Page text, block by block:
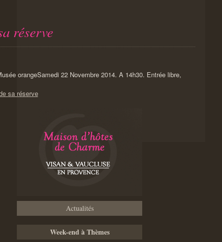
réserve
Samedi 22 Novembre 2014. A 14h30. Entrée libre,
sa réserve
Actualités
Week-end à Thèmes